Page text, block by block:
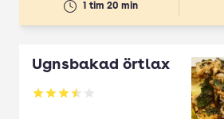
1 tim 20 min
Ugnsbakad örtlax
Betyg: 3.5 av 5